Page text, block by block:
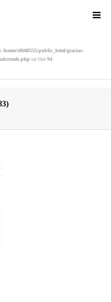
/home/r8688555/public_html/gracias-
on line 94